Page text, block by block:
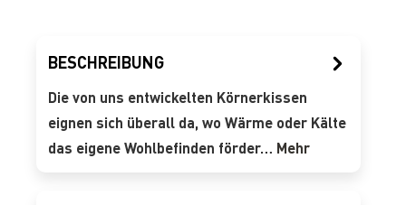
BESCHREIBUNG
Die von uns entwickelten Körnerkissen
eignen sich überall da, wo Wärme oder Kälte
das eigene Wohlbefinden förder… Mehr